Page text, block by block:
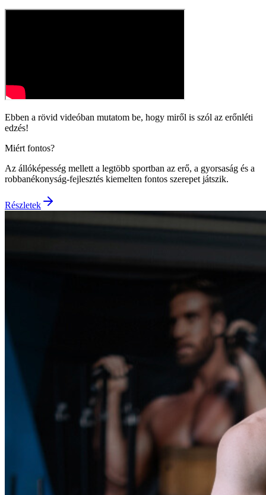
Ebben a rövid videóban mutatom be, hogy miről is szól az erőnléti
edzés!
Miért fontos?
Az állóképesség mellett a legtöbb sportban az erő, a gyorsaság és a
robbanékonyság-fejlesztés kiemelten fontos szerepet játszik.
Részletek